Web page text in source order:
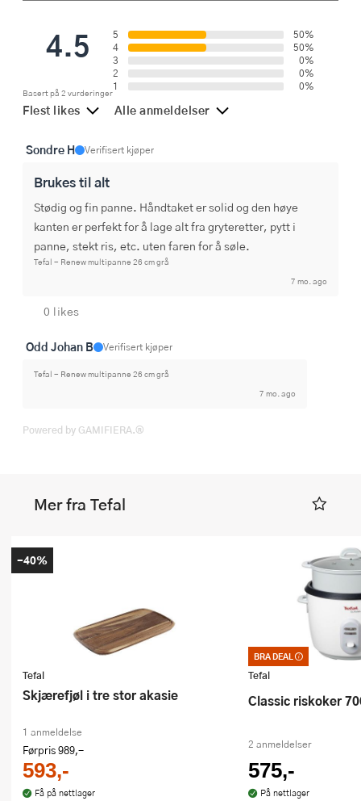
4.5
Basert på 2 vurderinger
5
50%
4
50%
3
0%
2
0%
1
0%
Flest likes Alle anmeldelser
Sondre H Verifisert kjøper
Brukes til alt
Stødig og fin panne. Håndtaket er solid og den høye
kanten er perfekt for å lage alt fra gryteretter, pytt i
panne, stekt ris, etc. uten faren for å søle.
Tefal - Renew multipanne 26 cm grå
7 mo. ago
0 likes
Odd Johan B Verifisert kjøper
Tefal - Renew multipanne 26 cm grå
7 mo. ago
Powered by GAMIFIERA.®
Mer fra Tefal
Tefal
Skjærefjøl i tre stor akasie
1 anmeldelse
Førpris989,-
593,-
Få på nettlager
-40%
BRA DEAL
Bra deal –
et godt kjøp. Kan ikke
kuponger eller andre
Tefal
Classic riskoker
2 anmeldelser
575,-
På nettlager